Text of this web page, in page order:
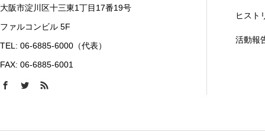
大阪市淀川区十三東1丁目17番19号
ファルコンビル 5F
TEL: 06-6885-6000（代表）
FAX: 06-6885-6001
ヒスト
活動報